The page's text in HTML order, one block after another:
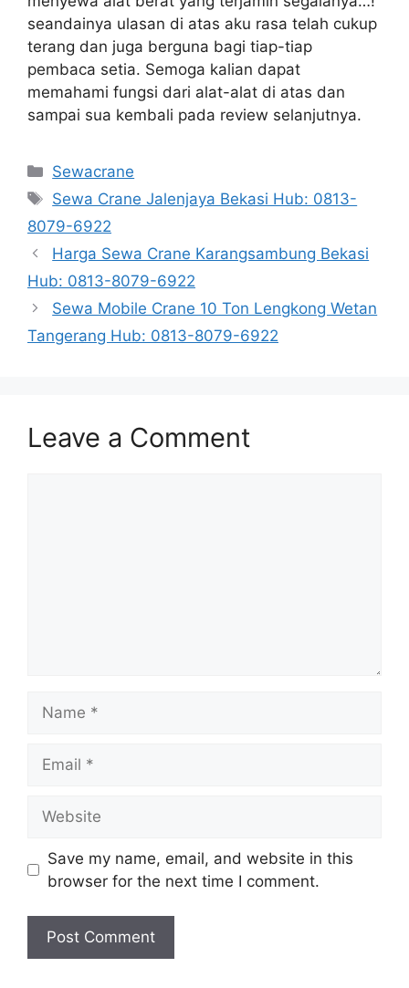
seandainya ulasan di atas aku rasa telah cukup
terang dan juga berguna bagi tiap-tiap
pembaca setia. Semoga kalian dapat
memahami fungsi dari alat-alat di atas dan
sampai sua kembali pada review selanjutnya.
Categories
Sewacrane
Tags
Sewa Crane Jalenjaya Bekasi Hub: 0813-
8079-6922
Harga Sewa Crane Karangsambung Bekasi
Hub: 0813-8079-6922
Sewa Mobile Crane 10 Ton Lengkong Wetan
Tangerang Hub: 0813-8079-6922
Leave a Comment
Save my name, email, and website in this
browser for the next time I comment.